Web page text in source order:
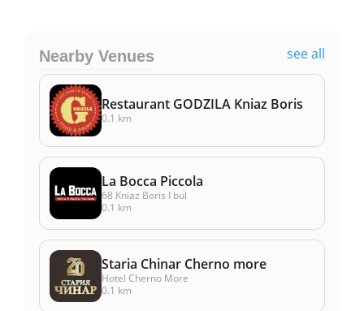
Nearby Venues see all
Restaurant GODZILA Kniaz Boris
0.1 km
La Bocca Piccola
68 Kniaz Boris I bul
0.1 km
Staria Chinar Cherno more
Hotel Cherno More
0.1 km